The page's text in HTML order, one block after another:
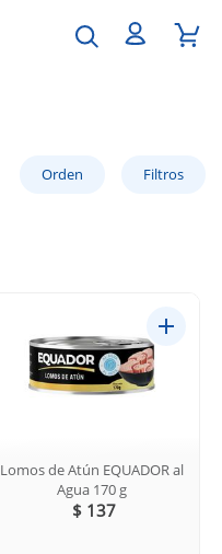
Lomos de Atún EQUADOR al
Agua 170 g
$ 137